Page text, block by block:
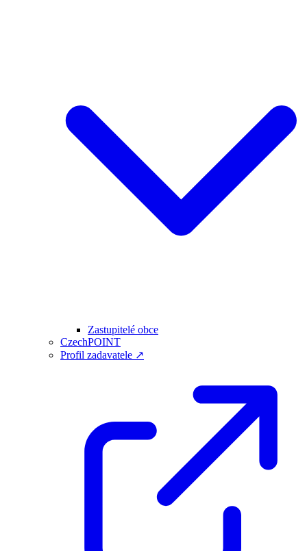
Zastupitelé obce
CzechPOINT
Profil zadavatele ↗